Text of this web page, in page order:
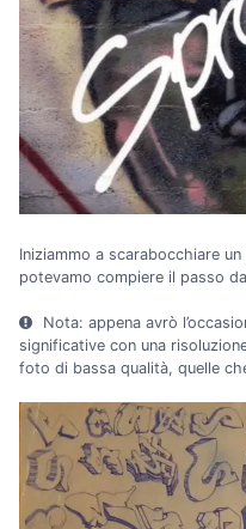
Iniziammo a scarabocchiare
potevamo compiere il passo
Nota: appena avrò
significative con una
foto di bassa qualità, quelle